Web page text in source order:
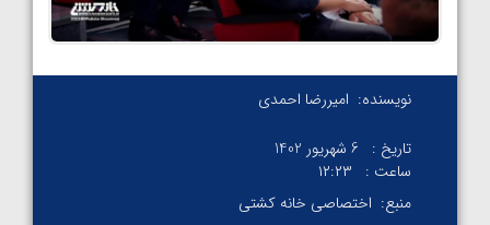
نویسنده: امیررضا احمدی
تاریخ :
6 شهریور 1402
ساعت :
۱۲:۲۳
منبع: اختصاصی خانه کشتی